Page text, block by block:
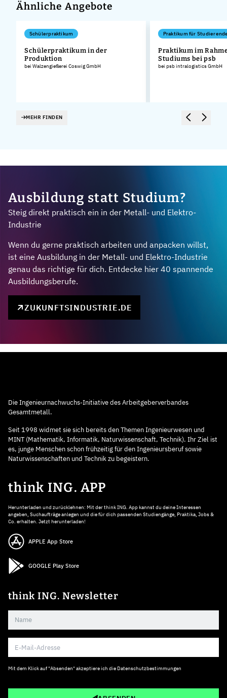
Ähnliche Angebote
Schülerpraktikum
Schülerpraktikum in der
Produktion
bei Walzengießerei Coswig GmbH
Praktikum für
Praktikum im
Studiums bei psb
bei psb intralogistics GmbH
MEHR FINDEN
Ausbildung statt Studium?
Steig direkt praktisch ein in der Metall- und Elektro-
Industrie
Wenn du gerne praktisch arbeiten und anpacken willst,
ist eine Ausbildung in der Metall- und Elektro-Industrie
genau das richtige für dich. Entdecke hier 40 spannende
Ausbildungsberufe.
ZUKUNFTSINDUSTRIE.DE
Die Ingenieurnachwuchs-Initiative des Arbeitgeberverbandes
Gesamtmetall.
Seit 1998 widmet sie sich bereits den Themen Ingenieurwesen und
MINT (Mathematik, Informatik, Naturwissenschaft, Technik). Ihr Ziel ist
es, junge Menschen schon frühzeitig für den Ingenieursberuf sowie
Naturwissenschaften und Technik zu begeistern.
think ING. APP
Herunterladen und zurücklehnen: Mit der think ING. App kannst du deine Interessen
angeben, Suchaufträge anlegen und die für dich passenden Studiengänge, Praktika, Jobs &
Co. erhalten. Jetzt herunterladen!
APPLE App Store
GOOGLE Play Store
think ING. Newsletter
Mit dem Klick auf "Absenden" akzeptiere ich die Datenschutzbestimmungen